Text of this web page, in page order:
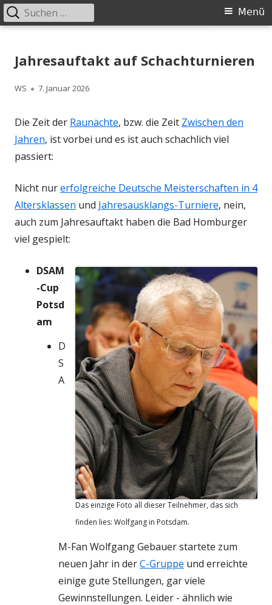
zum
Inhalt
Primäres
Menü
Suchen
nach:
Jahresauftakt auf Schachturnieren
Autor
WS
Veröffentlicht
7. Januar 2026
Die Zeit der Raunächte, bzw. die Zeit Zwischen den
Jahren, ist vorbei und es ist auch schachlich viel
passiert:
Nicht nurerfolgreiche Deutsche Meisterschaften in 4
Altersklassen und Jahresausklangs-Turniere, nein,
auch zum Jahresauftakt haben die Bad Homburger
viel gespielt:
Das einzige Foto all dieser Teilnehmer, das sich
finden lies: Wolfgang in Potsdam.
DSAM
-Cup
Potsd
am
D
S
A
M-Fan Wolfgang Gebauer startete zum
neuen Jahr in derC-Gruppe und erreichte
einige gute Stellungen, gar viele
Gewinnstellungen. Leider - ähnlich wie